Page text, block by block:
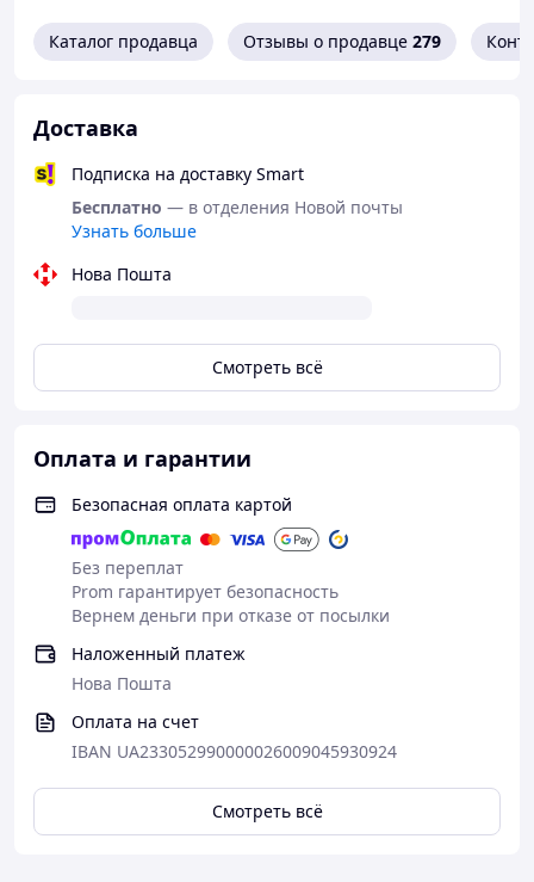
Каталог продавца Отзывы о продавце 279
Доставка
Подписка на доставку Smart
Бесплатно — в отделения Новой почты
Узнать больше
Нова Пошта
Смотреть всё
Оплата и гарантии
Безопасная оплата картой
Без переплат
Prom гарантирует безопасность
Вернем деньги при отказе от посылки
Наложенный платеж
Нова Пошта
Оплата на счет
IBAN UA233052990000026009045930924
Смотреть всё